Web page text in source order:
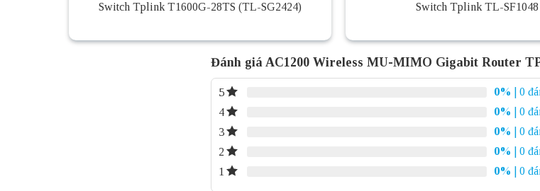
Switch Tplink T1600G-28TS (TL-SG2424) Switch Tplink TL-SF1048
Đánh giá AC1200 Wireless MU-MIMO Gigabit Router
5 0%
| 0
4
0%
| 0
3
0%
| 0
2
0%
| 0
1
0% | 0